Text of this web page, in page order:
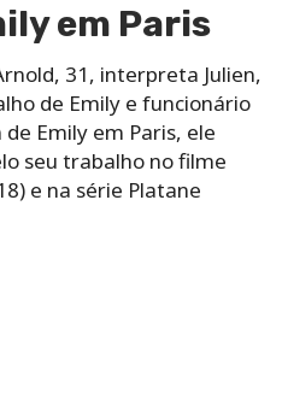
em Paris
31, interpreta Julien,
de Emily e funcionário
Emily em Paris, ele
seu trabalho no filme
e na série Platane